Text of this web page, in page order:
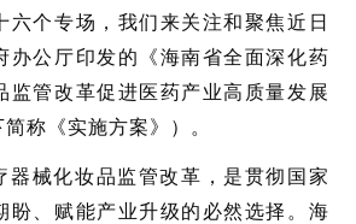
六个专场，我们来关注和聚焦近日
办公厅印发的《海南省全面深化药
监管改革促进医药产业高质量发展
称《实施方案》）。
器械化妆品监管改革，是贯彻国家
盼、赋能产业升级的必然选择。海